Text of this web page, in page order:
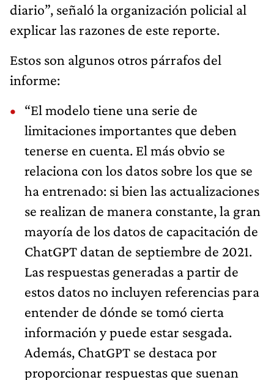
diario”, señaló la organización policial al
explicar las razones de este reporte.
Estos son algunos otros párrafos del
informe:
“El modelo tiene una serie de
limitaciones importantes que deben
tenerse en cuenta. El más obvio se
relaciona con los datos sobre los que se
ha entrenado: si bien las actualizaciones
se realizan de manera constante, la gran
mayoría de los datos de capacitación de
ChatGPT datan de septiembre de 2021.
Las respuestas generadas a partir de
estos datos no incluyen referencias para
entender de dónde se tomó cierta
información y puede estar sesgada.
Además, ChatGPT se destaca por
proporcionar respuestas que suenan